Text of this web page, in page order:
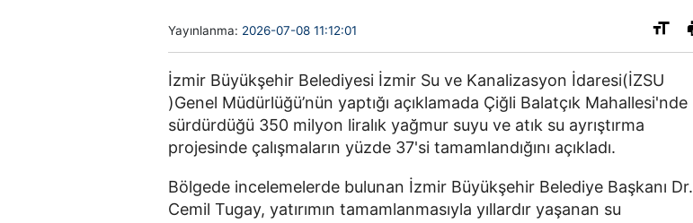
Yayınlanma: 2026-07-08 11:12:01
İzmir Büyükşehir Belediyesi İzmir Su ve Kanalizasyon İdaresi(İZSU
)Genel Müdürlüğü’nün yaptığı açıklamada Çiğli Balatçık Mahallesi'nde
sürdürdüğü 350 milyon liralık yağmur suyu ve atık su ayrıştırma
projesinde çalışmaların yüzde 37'si tamamlandığını açıkladı.
Bölgede incelemelerde bulunan İzmir Büyükşehir Belediye Başkanı Dr.
Cemil Tugay, yatırımın tamamlanmasıyla yıllardır yaşanan su